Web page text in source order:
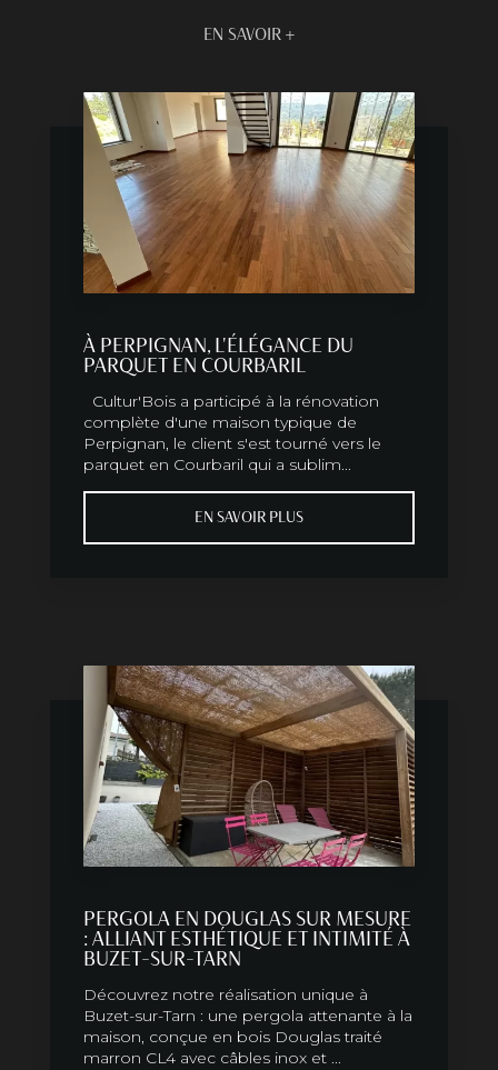
EN SAVOIR +
À PERPIGNAN, L'ÉLÉGANCE DU
PARQUET EN COURBARIL
Cultur'Bois a participé à la rénovation
complète d'une maison typique de
Perpignan, le client s'est tourné vers le
parquet en Courbaril qui a sublim...
EN SAVOIR PLUS
PERGOLA EN DOUGLAS SUR MESURE
: ALLIANT ESTHÉTIQUE ET INTIMITÉ À
BUZET-SUR-TARN
Découvrez notre réalisation unique à
Buzet-sur-Tarn : une pergola attenante à la
maison, conçue en bois Douglas traité
marron CL4 avec câbles inox et ...